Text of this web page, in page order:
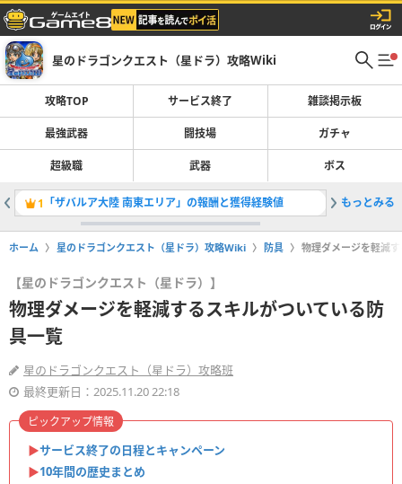
星のドラゴンクエスト（星ドラ）攻略Wiki
攻略TOP サービス終了 雑談掲示板
最強武器 闘技場 ガチャ
超級職 武器 ボス
1 「ザバルア大陸 南東エリア」の報酬と獲得経験値 2最強武
もっとみる
ホーム 星のドラゴンクエスト（星ドラ）攻略Wiki 防具 物理ダメージを軽減
【星のドラゴンクエスト（星ドラ）】
物理ダメージを軽減するスキルがついている防
具一覧
星のドラゴンクエスト（星ドラ）攻略班
最終更新日：2025.11.20 22:18
▶︎サービス終了の日程とキャンペーン
▶︎10年間の歴史まとめ
ピックアップ情報